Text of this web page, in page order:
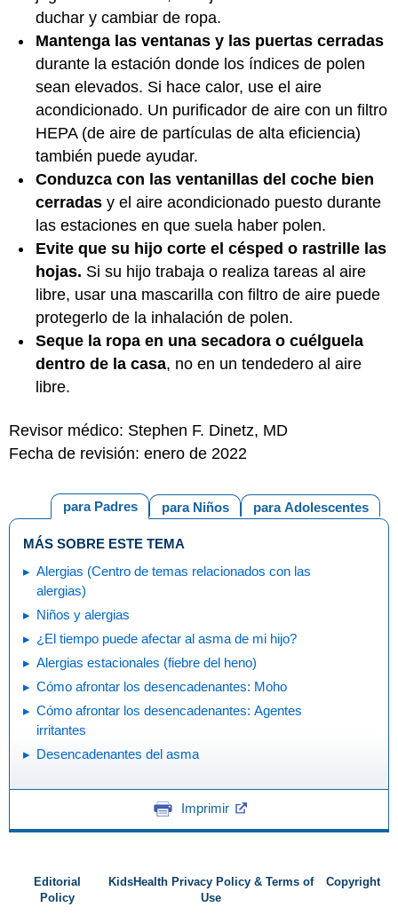
duchar y cambiar de ropa.
Mantenga las ventanas y las puertas cerradas
durante la estación donde los índices de polen
sean elevados. Si hace calor, use el aire
acondicionado. Un purificador de aire con un filtro
HEPA (de aire de partículas de alta eficiencia)
también puede ayudar.
Conduzca con las ventanillas del coche bien
cerradas y el aire acondicionado puesto durante
las estaciones en que suela haber polen.
Evite que su hijo corte el césped o rastrille las
hojas. Si su hijo trabaja o realiza tareas al aire
libre, usar una mascarilla con filtro de aire puede
protegerlo de la inhalación de polen.
Seque la ropa en una secadora o cuélguela
dentro de la casa, no en un tendedero al aire
libre.
Revisor médico: Stephen F. Dinetz, MD
Fecha de revisión: enero de 2022
para Adolescentes
para Niños
para Padres
MÁS SOBRE ESTE TEMA
Alergias (Centro de temas relacionados con las
alergias)
Niños y alergias
¿El tiempo puede afectar al asma de mi hijo?
Alergias estacionales (fiebre del heno)
Cómo afrontar los desencadenantes: Moho
Cómo afrontar los desencadenantes: Agentes
irritantes
Desencadenantes del asma
Imprimir
Editorial
Policy
KidsHealth Privacy Policy & Terms of
Use
Copyright